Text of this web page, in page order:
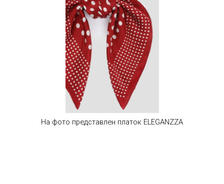
На фото представлен платок ELEGANZZA